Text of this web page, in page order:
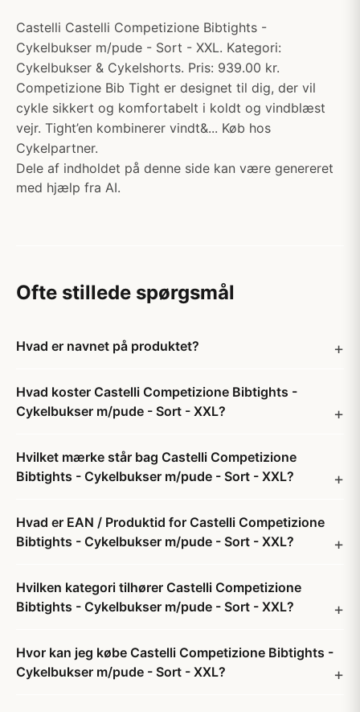
Castelli Castelli Competizione Bibtights -
Cykelbukser m/pude - Sort - XXL. Kategori:
Cykelbukser & Cykelshorts. Pris: 939.00 kr.
Competizione Bib Tight er designet til dig, der vil
cykle sikkert og komfortabelt i koldt og vindblæst
vejr. Tight’en kombinerer vindt&... Køb hos
Cykelpartner.
Dele af indholdet på denne side kan være genereret
med hjælp fra AI.
Ofte stillede spørgsmål
Hvad er navnet på produktet?
Hvad koster Castelli Competizione Bibtights -
Cykelbukser m/pude - Sort - XXL?
Hvilket mærke står bag Castelli Competizione
Bibtights - Cykelbukser m/pude - Sort - XXL?
Hvad er EAN / Produktid for Castelli Competizione
Bibtights - Cykelbukser m/pude - Sort - XXL?
Hvilken kategori tilhører Castelli Competizione
Bibtights - Cykelbukser m/pude - Sort - XXL?
Hvor kan jeg købe Castelli Competizione Bibtights -
Cykelbukser m/pude - Sort - XXL?